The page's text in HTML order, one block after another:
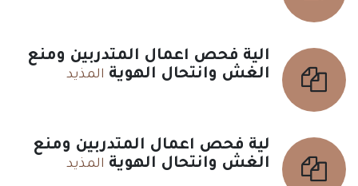
الية فحص أعمال المتدربين ومنع
الغش وانتحال الهوية المذيد
لية فحص أعمال المتدربين ومنع
الغش وانتحال الهوية المذيد